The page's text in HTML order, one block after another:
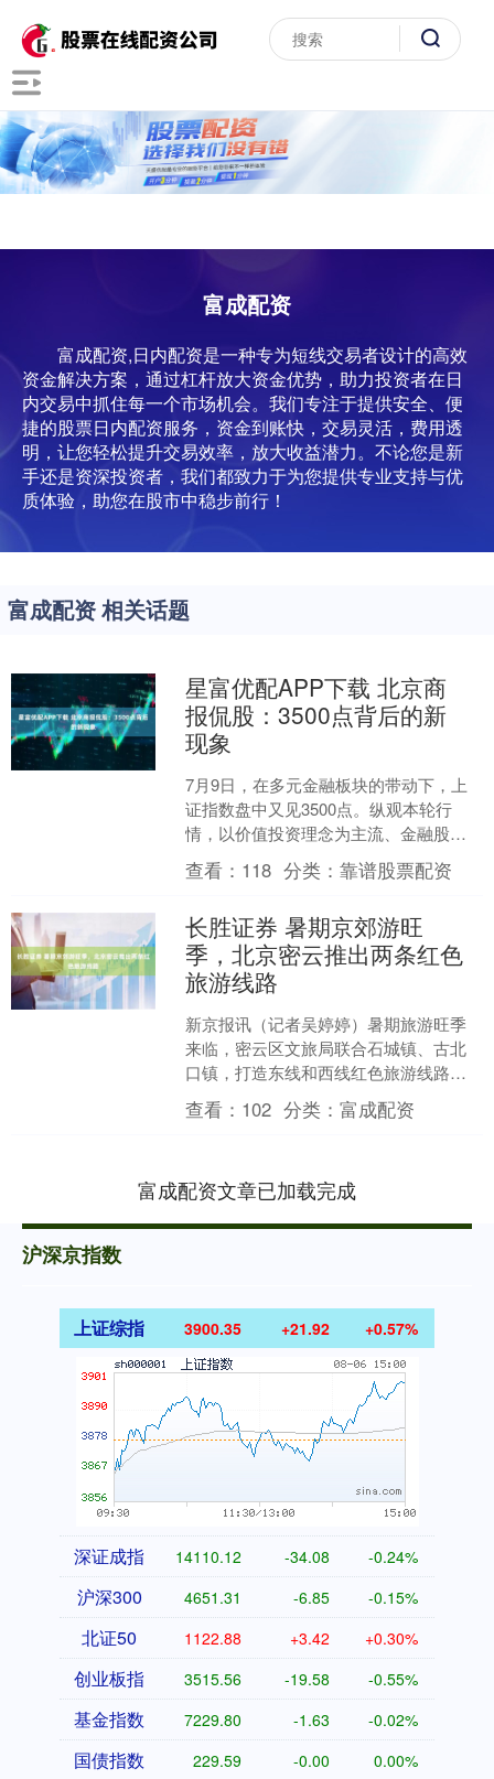
富成配资
富成配资,日内配资是一种专为短线交易者设计的高效
资金解决方案，通过杠杆放大资金优势，助力投资者在日
内交易中抓住每一个市场机会。我们专注于提供安全、便
捷的股票日内配资服务，资金到账快，交易灵活，费用透
明，让您轻松提升交易效率，放大收益潜力。不论您是新
手还是资深投资者，我们都致力于为您提供专业支持与优
质体验，助您在股市中稳步前行！
富成配资 相关话题
星富优配APP下载 北京商
报侃股：3500点背后的新
现象
7月9日，在多元金融板块的带动下，上
证指数盘中又见3500点。纵观本轮行
情，以价值投资理念为主流、金融股为
代表的绩优股价值回归，生物医药、人
工智能等硬科技股百花....
查看： 118 分类：靠谱股票配资
长胜证券 暑期京郊游旺
季，北京密云推出两条红色
旅游线路
新京报讯（记者吴婷婷）暑期旅游旺季
来临，密云区文旅局联合石城镇、古北
口镇，打造东线和西线红色旅游线路，
为青少年及党建团体开启一场红色之
旅。 西线以邓玉芬雕塑主题....
查看： 102 分类：富成配资
富成配资文章已加载完成
沪深京指数
上证综指 3900.35 +21.92 +0.57%
深证成指 14110.12 -34.08 -0.24%
沪深300 4651.31 -6.85 -0.15%
北证50 1122.88 +3.42 +0.30%
创业板指 3515.56 -19.58 -0.55%
基金指数 7229.80 -1.63 -0.02%
国债指数 229.59 -0.00 0.00%